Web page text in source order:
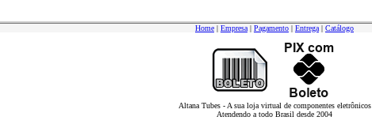
Home | Empresa | Pagamento | Entrega | Catálogo
Altana Tubes - A sua loja virtual de componentes eletrônicos
Atendendo a todo Brasil desde 2004